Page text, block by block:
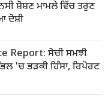
ਸ਼ੋਸ਼ਣ ਮਾਮਲੇ ਵਿੱਚ ਤਰੁਣ
ਦੋਸ਼ੀ
Report: ਸੋਚੀ ਸਮਝੀ
'ਚ ਭੜਕੀ ਹਿੰਸਾ, ਰਿਪੋਰਟ